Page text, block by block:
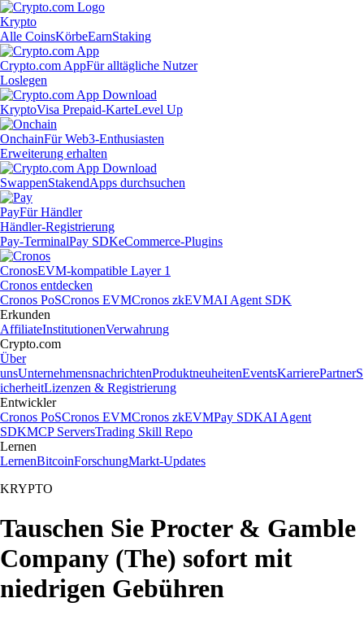
Krypto
Alle CoinsKörbeEarnStaking
Crypto.com AppFür alltägliche Nutzer
Loslegen
KryptoVisa Prepaid-KarteLevel Up
OnchainFür Web3-Enthusiasten
Erweiterung erhalten
SwappenStakendApps durchsuchen
PayFür Händler
Händler-Registrierung
Pay-TerminalPay SDKeCommerce-Plugins
CronosEVM-kompatible Layer 1
Cronos entdecken
Cronos PoSCronos EVMCronos zkEVMAI Agent SDK
Erkunden
AffiliateInstitutionenVerwahrung
Crypto.com
Über
unsUnternehmensnachrichtenProduktneuheitenEventsKarrierePartnerS
icherheitLizenzen & Registrierung
Entwickler
Cronos PoSCronos EVMCronos zkEVMPay SDKAI Agent
SDKMCP ServersTrading Skill Repo
Lernen
LernenBitcoinForschungMarkt-Updates
KRYPTO
Tauschen Sie Procter & Gamble
Company (The) sofort mit
niedrigen Gebühren